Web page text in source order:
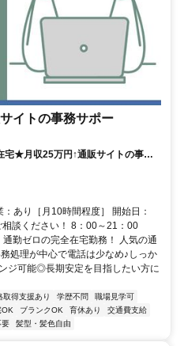
イトの事務サポー
宅★月収25万円↑通販サイトの事務
／大量募集／開始日：即日
あり［月10時間程度］ 開始日：
談ください！ 8：00～21：00
勤ゼロの完全在宅勤務！ 人気の通
処理が中心で電話は少なめ♪しっか
ジ可能◎長期安定を目指したい方に
取得支援あり 学歴不問
職場見学可
OK ブランクOK 育休あり
交通費支給
要 髪型・髪色自由